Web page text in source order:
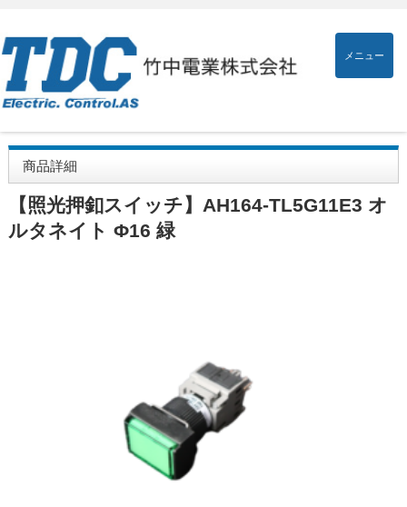
メニュー
商品詳細
【照光押釦スイッチ】AH164-TL5G11E3 オ
ルタネイト Φ16 緑